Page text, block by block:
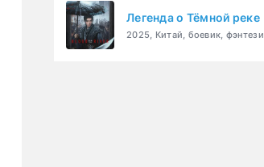
Легенда о Тёмной реке
2025, Китай, боевик, фэнтези